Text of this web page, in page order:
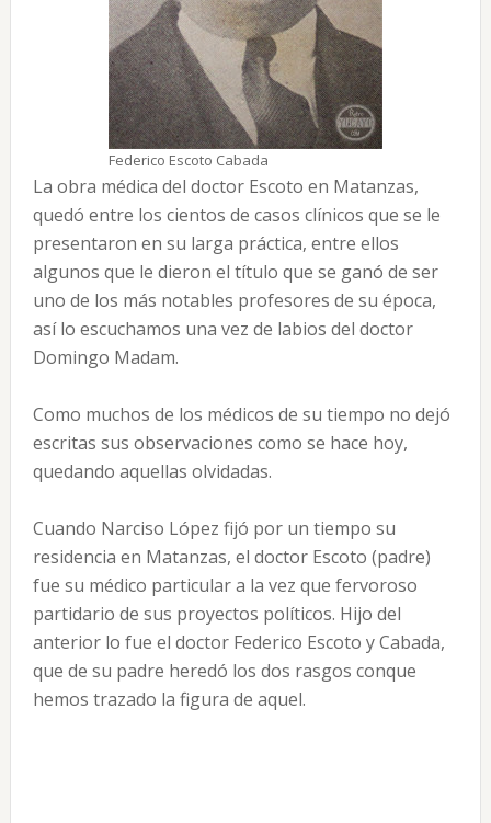
Federico Escoto Cabada
La obra médica del doctor Escoto en Matanzas,
quedó entre los cientos de casos clínicos que se le
presentaron en su larga práctica, entre ellos
algunos que le dieron el título que se ganó de ser
uno de los más notables profesores de su época,
así lo escuchamos una vez de labios del doctor
Domingo Madam.
Como muchos de los médicos de su tiempo no dejó
escritas sus observaciones como se hace hoy,
quedando aquellas olvidadas.
Cuando Narciso López fijó por un tiempo su
residencia en Matanzas, el doctor Escoto (padre)
fue su médico particular a la vez que fervoroso
partidario de sus proyectos políticos. Hijo del
anterior lo fue el doctor Federico Escoto y Cabada,
que de su padre heredó los dos rasgos conque
hemos trazado la figura de aquel.